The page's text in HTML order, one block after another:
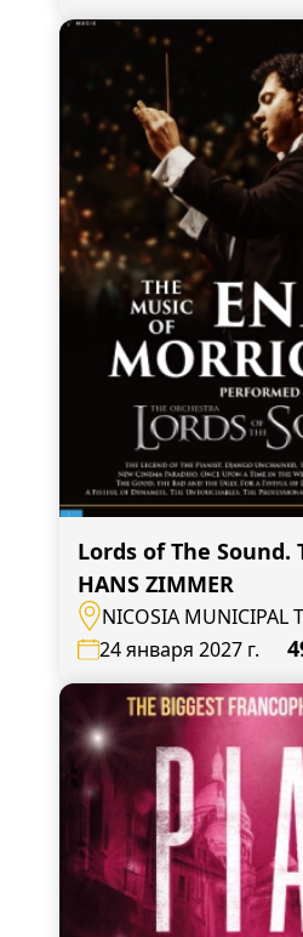
Lords of The Sound.
HANS ZIMMER
NICOSIA MUNICIPAL
Nicosia, Mouseiou
24 января 2027 г.